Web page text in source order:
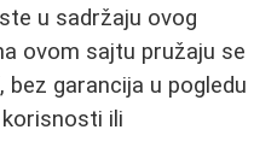
u sadržaju ovog
ovom sajtu pružaju se
bez garancija u pogledu
ili